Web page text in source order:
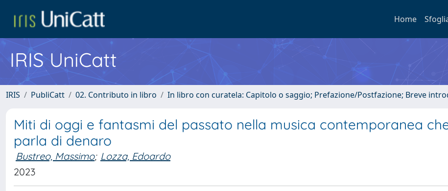
Home
IRIS UniCatt
IRIS PubliCatt 02. Contributo in libro In libro con curatela: Capitolo o saggio; Prefazione/Postfazione; Breve
Miti di oggi e fantasmi del passato nella musica contemporanea
parla di denaro
Bustreo, Massimo; Lozza, Edoardo
2023